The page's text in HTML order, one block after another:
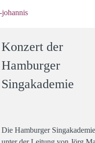
Konzert der
Hamburger
Singakademie
Die Hamburger